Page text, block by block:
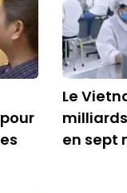
Le
en sept